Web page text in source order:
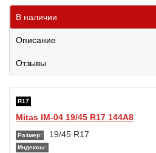
В наличии
Описание
Отзывы
R17
Mitas IM-04 19/45 R17 144A8
Размер: 19/45 R17
Индексы: